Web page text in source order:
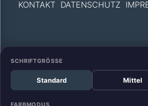
SCHRIFTGRÖSSE
Standard Mittel
FARBMODUS
KONTAKT DATENSCHUTZ